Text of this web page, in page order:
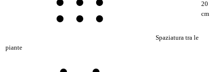
Spaziatura tra le
piante
20
cm